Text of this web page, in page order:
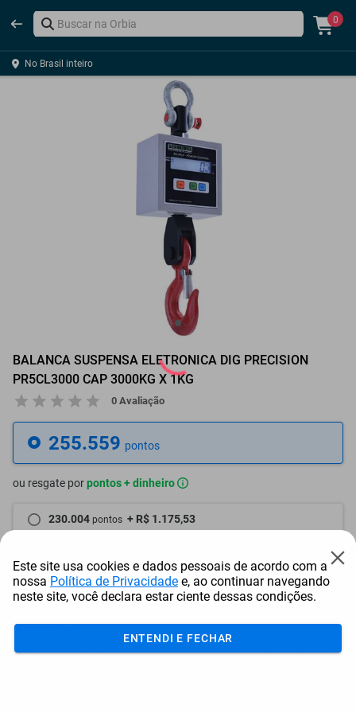
0
No Brasil inteiro
BALANCA SUSPENSA ELETRONICA DIG PRECISION
PR5CL3000 CAP 3000KG X 1KG
0 Avaliação
255.559 pontos
ou resgate porpontos + dinheiro
230.004 pontos + R$ 1.175,53
204.448 pontos + R$ 2.351,11
Frete e Prazo
Calcular frete
Este site usa cookies e dados pessoais de acordo com a
nossa Política de Privacidade e, ao continuar navegando
neste site, você declara estar ciente dessas condições.
ENTENDI E FECHAR